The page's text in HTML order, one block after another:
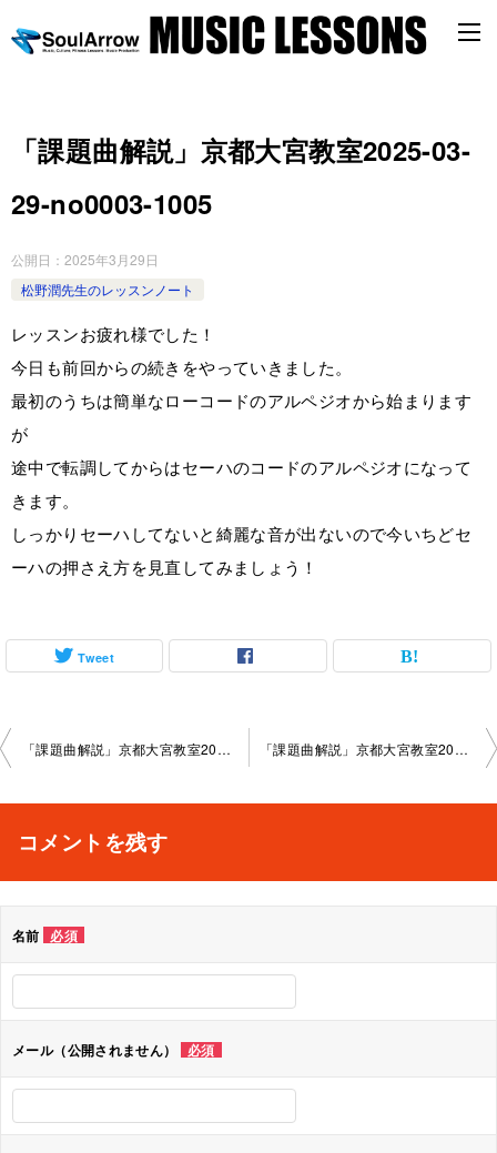
「課題曲解説」京都大宮教室2025-03-
29-no0003-­1005
公開日： 2025年3月29日
松野潤先生のレッスンノート
レッスンお疲れ様でした！
今日も前回からの続きをやっていきました。
最初のうちは簡単なローコードのアルペジオから始まります
が
途中で転調してからはセーハのコードのアルペジオになって
きます。
しっかりセーハしてないと綺麗な音が出ないので今いちどセ
ーハの押さえ方を見直してみましょう！
Tweet
投
ビ
シ
ョ
ン
「課題曲解説」京都大宮教室2025-03-08-no0003-­1005 「課題曲解説」京都大宮教室2025-04-06-no0003-­1005
コメントを残す
名前 必須
メール（公開されません） 必須